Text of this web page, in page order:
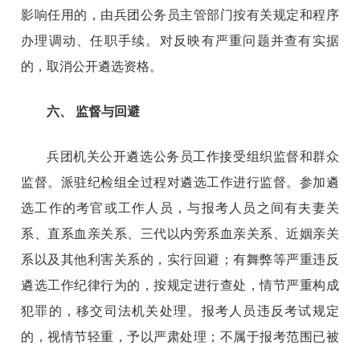
影响任用的，由兵团公务员主管部门按有关规定和程序
办理调动、任职手续。对反映有严重问题并查有实据
的，取消公开遴选资格。
六、 监督与回避
兵团机关公开遴选公务员工作接受组织监督和群众
监督。派驻纪检组全过程对遴选工作进行监督。参加遴
选工作的考官或工作人员，与报考人员之间有夫妻关
系、直系血亲关系、三代以内旁系血亲关系、近姻亲关
系以及其他利害关系的，实行回避；有舞弊等严重违反
遴选工作纪律行为的，按规定进行查处，情节严重构成
犯罪的，移交司法机关处理。报考人员违反考试规定
的，视情节轻重，予以严肃处理；不属于报考范围已被